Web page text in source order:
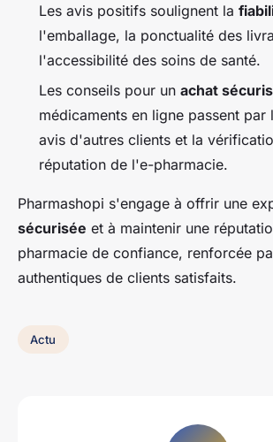
Les avis positifs soulignent la
l'emballage, la ponctualité des
l'accessibilité des soins de santé.
Les conseils pour un achat
médicaments en ligne passent par
avis d'autres clients et la
réputation de l'e-pharmacie.
Pharmashopi s'engage à offrir une
sécurisée et à maintenir une
pharmacie de confiance, renforcée
authentiques de clients satisfaits.
Actu